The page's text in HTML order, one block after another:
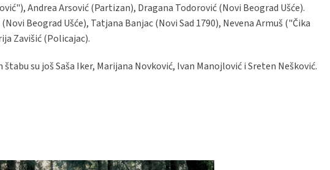
Andrea Arsović (Partizan), Dragana Todorović (Novi Beograd Ušće).
Beograd Ušće), Tatjana Banjac (Novi Sad 1790), Nevena Armuš ("Čika
Zavišić (Policajac).
su još Saša Iker, Marijana Novković, Ivan Manojlović i Sreten Nešković.